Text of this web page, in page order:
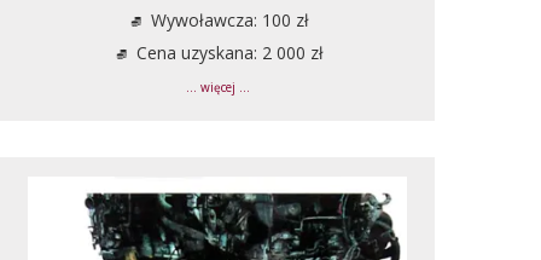
Wywoławcza: 100 zł
Cena uzyskana: 2 000 zł
... więcej ...